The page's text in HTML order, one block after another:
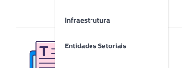
Infraestrutura
Entidades Setoriais